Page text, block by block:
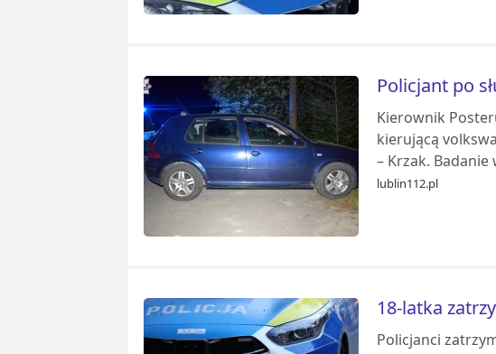
Policjant po
Kierownik
kierującą
– Krzak. Badanie
lublin112.pl
18-latka
Policjanci